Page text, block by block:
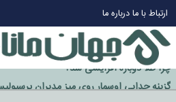
ارتباط با مادرباره ما
چرا طلا دوباره افزایشی شد؟
گزینه جدایی اوسمار روی میز مدیران پرسپولیس